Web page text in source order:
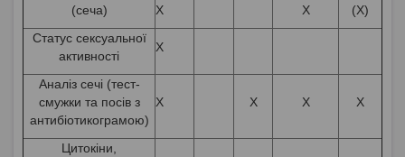
(сеча)
X X
(X)
Статус сексуальної
активності
X
Аналіз сечі (тест-
смужки та посів з
антибіотикограмою)
X X X X
Цитокіни,